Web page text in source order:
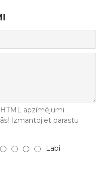
HTML apzīmējumi
Izmantojiet parastu
Labi